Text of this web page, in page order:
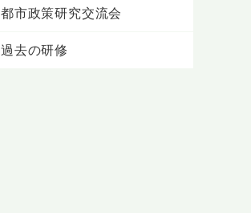
都市政策研究交流会
過去の研修